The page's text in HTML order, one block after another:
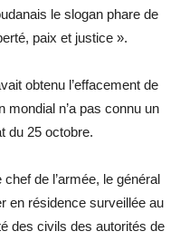
le slogan phare de
paix et justice ».
obtenu l’effacement de
mondial n’a pas connu un
du 25 octobre.
de l’armée, le général
en résidence surveillée au
des civils des autorités de